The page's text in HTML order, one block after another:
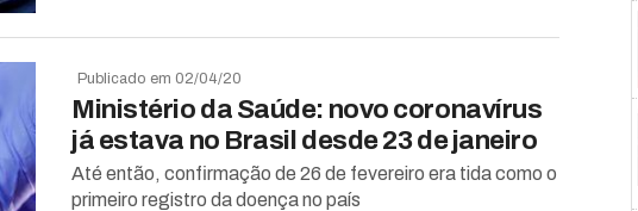
Publicado em 02/04/20
Ministério da Saúde: novo coronavírus
já estava no Brasil desde 23 de janeiro
Até então, confirmação de 26 de fevereiro era tida como o
primeiro registro da doença no país